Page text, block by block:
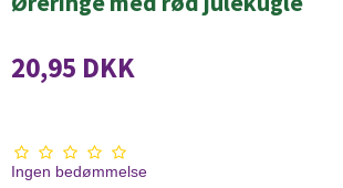
20,95 DKK
Ingen bedømmelse